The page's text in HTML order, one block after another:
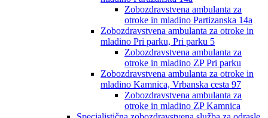
Zobozdravstvena ambulanta za
otroke in mladino Partizanska 14a
Zobozdravstvena ambulanta za otroke in
mladino Pri parku, Pri parku 5
Zobozdravstvena ambulanta za
otroke in mladino ZP Pri parku
Zobozdravstvena ambulanta za otroke in
mladino Kamnica, Vrbanska cesta 97
Zobozdravstvena ambulanta za
otroke in mladino ZP Kamnica